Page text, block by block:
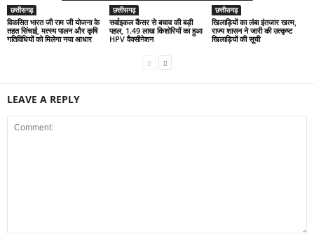
छत्तीसगढ़
विकसित भारत जी राम जी योजना के
तहत सिंचाई, मत्स्य पालन और कृषि
गतिविधियों को मिलेगा नया आधार
छत्तीसगढ़
सर्वाइकल कैंसर से बचाव की बड़ी
पहल, 1.49 लाख किशोरियों का हुआ
HPV वैक्सीनेशन
छत्तीसगढ़
खिलाड़ियों का लंबा इंतजार खत्म,
राज्य शासन ने जारी की उत्कृष्ट
खिलाड़ियों की सूची
LEAVE A REPLY